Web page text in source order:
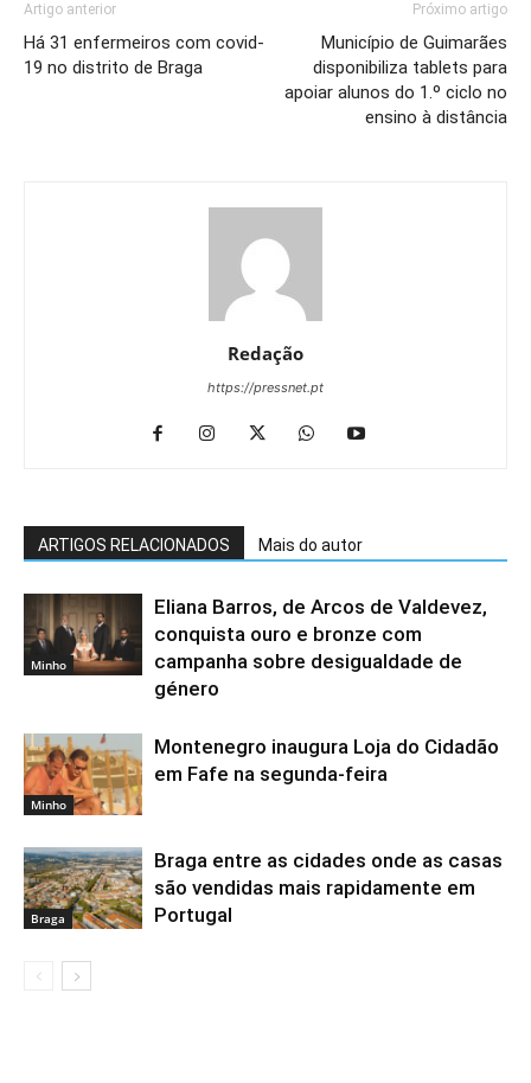
Artigo anterior
Há 31 enfermeiros com covid-
19 no distrito de Braga
Próximo artigo
Município de Guimarães
disponibiliza tablets para
apoiar alunos do 1.º ciclo no
ensino à distância
Redação
https://pressnet.pt
ARTIGOS RELACIONADOS Mais do autor
Minho
Eliana Barros, de Arcos de Valdevez,
conquista ouro e bronze com
campanha sobre desigualdade de
género
Minho
Montenegro inaugura Loja do Cidadão
em Fafe na segunda-feira
Braga
Braga entre as cidades onde as casas
são vendidas mais rapidamente em
Portugal